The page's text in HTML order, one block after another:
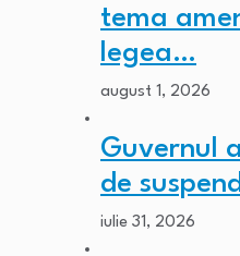
tema
legea…
august 1, 2026
Guvernul
de
iulie 31, 2026